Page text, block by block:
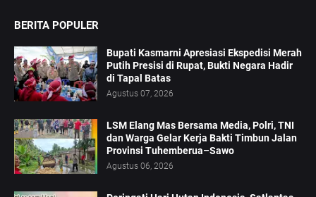
BERITA POPULER
Bupati Kasmarni Apresiasi Ekspedisi Merah
Putih Presisi di Rupat, Bukti Negara Hadir
di Tapal Batas
Agustus 07, 2026
LSM Elang Mas Bersama Media, Polri, TNI
dan Warga Gelar Kerja Bakti Timbun Jalan
Provinsi Tuhemberua–Sawo
Agustus 06, 2026